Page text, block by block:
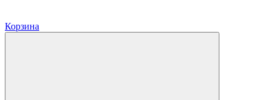
Корзина